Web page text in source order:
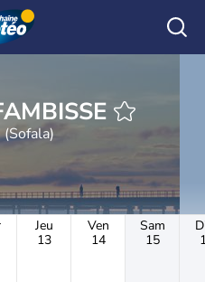
MAFAMBISSE
Jeu
13
Ven
14
Sam
15